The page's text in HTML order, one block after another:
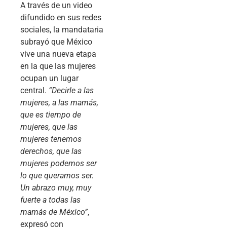
A través de un video
difundido en sus redes
sociales, la mandataria
subrayó que México
vive una nueva etapa
en la que las mujeres
ocupan un lugar
central. “Decirle a las
mujeres, a las mamás,
que es tiempo de
mujeres, que las
mujeres tenemos
derechos, que las
mujeres podemos ser
lo que queramos ser.
Un abrazo muy, muy
fuerte a todas las
mamás de México”,
expresó con